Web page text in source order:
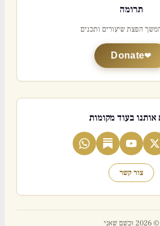
תרומה
הפצת שיעורים ותכנים
Donate
בעוד מקומות
צור קשר
© 2026 וּכְשֵׁם שֶׁאֲנִי